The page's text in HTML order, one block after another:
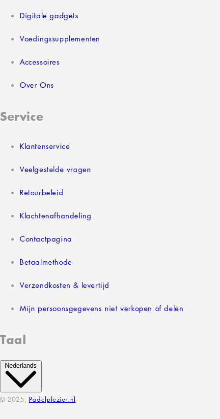
Digitale gadgets
Voedingssupplementen
Accessoires
Over Ons
Service
Klantenservice
Veelgestelde vragen
Retourbeleid
Klachtenafhandeling
Contactpagina
Betaalmethode
Verzendkosten & levertijd
Mijn persoonsgegevens niet verkopen of delen
Taal
Nederlands
© 2025, Padelplezier.nl